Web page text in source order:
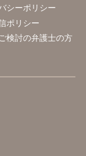
シーポリシー
ポリシー
検討の弁護士の方